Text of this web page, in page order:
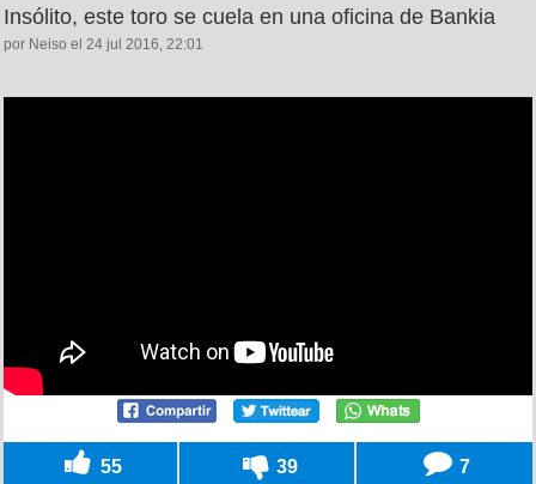
Insólito, este toro se cuela en una oficina de Bankia
por Neiso el 24 jul 2016, 22:01
55 39 7